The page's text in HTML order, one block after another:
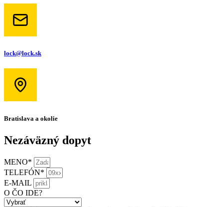
lock@lock.sk
Bratislava a okolie
Nezáväzný dopyt
MENO*
TELEFÓN*
E-MAIL
O ČO IDE?